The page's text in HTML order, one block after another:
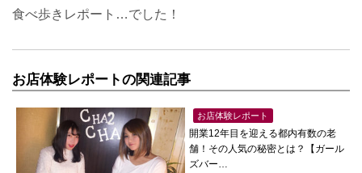
食べ歩きレポート…でした！
お店体験レポートの関連記事
お店体験レポート
開業12年目を迎える都内有数の老
舗！その人気の秘密とは？【ガール
ズバー…